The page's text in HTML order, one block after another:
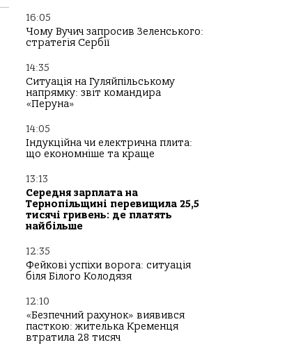
16:05
Чому Вучич запросив Зеленського:
стратегія Сербії
14:35
Ситуація на Гуляйпільському
напрямку: звіт командира
«Перуна»
14:05
Індукційна чи електрична плита:
що економніше та краще
13:13
Середня зарплата на
Тернопільщині перевищила 25,5
тисячі гривень: де платять
найбільше
12:35
Фейкові успіхи ворога: ситуація
біля Білого Колодязя
12:10
«Безпечний рахунок» виявився
пасткою: жителька Кременця
втратила 28 тисяч